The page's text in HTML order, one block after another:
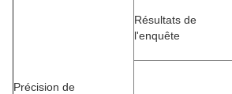
Précision de
Résultats de
l'enquête